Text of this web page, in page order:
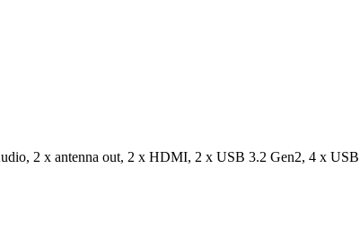
2 x antenna out, 2 x HDMI, 2 x USB 3.2 Gen2, 4 x